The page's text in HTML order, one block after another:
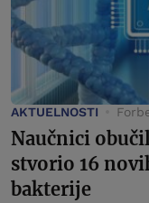
AKTUELNOSTI
Naučnici
stvorio 16
bakterije